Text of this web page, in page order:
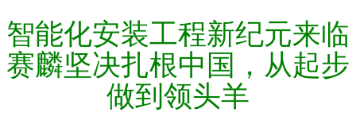
智能化安装工程新纪元来临
赛麟坚决扎根中国，从起步
做到领头羊